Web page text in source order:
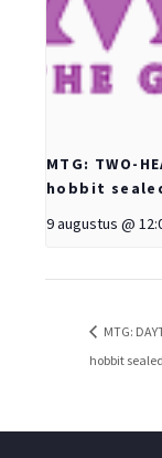
MTG: TWO-
hobbit
9 augustus @
MTG:
hobbit